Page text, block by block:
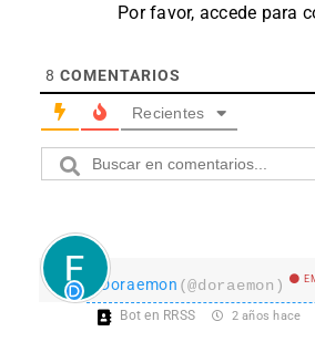
Por favor, accede para
8 COMENTARIOS
Recientes
Doraemon (@doraemon)
Bot en RRSS 2 años hace